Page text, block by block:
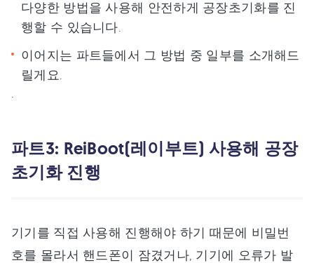
다양한 방법을 사용해 안전하게 공장초기화를 진
행할 수 있습니다.
이어지는 파트들에서 그 방법 중 일부를 소개해드
릴게요.
파트3: ReiBoot(레이부트) 사용해 공장
초기화 진행
기기를 직접 사용해 진행해야 하기 때문에 비밀번
호를 몰라서 핸드폰이 잠겼거나, 기기에 오류가 발